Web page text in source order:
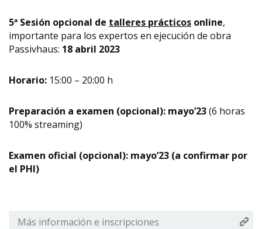
5ª Sesión opcional de talleres prácticos online,
importante para los expertos en ejecución de obra
Passivhaus: 18 abril 2023
Horario: 15:00 – 20:00 h
Preparación a examen (opcional): mayo’23(6 horas
100% streaming)
Examen oficial (opcional): mayo’23 (a confirmar por
el PHI)
Más información e inscripciones